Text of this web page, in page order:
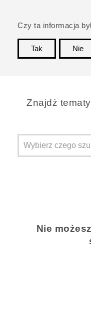
Czy ta informacja
Tak
Nie
Znajdż
Nie